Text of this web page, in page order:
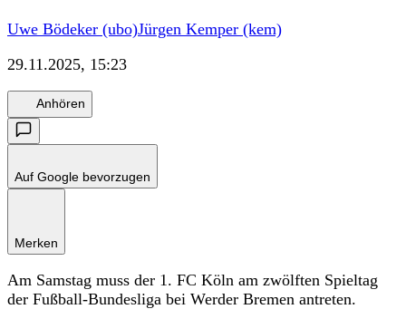
Uwe Bödeker (ubo)Jürgen Kemper (kem)
29.11.2025, 15:23
Anhören
Auf Google bevorzugen
Merken
Am Samstag muss der 1. FC Köln am zwölften Spieltag
der Fußball-Bundesliga bei Werder Bremen antreten.